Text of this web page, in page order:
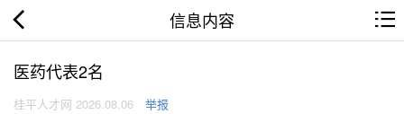
信息内容
医药代表2名
桂平人才网 2026.08.06 举报